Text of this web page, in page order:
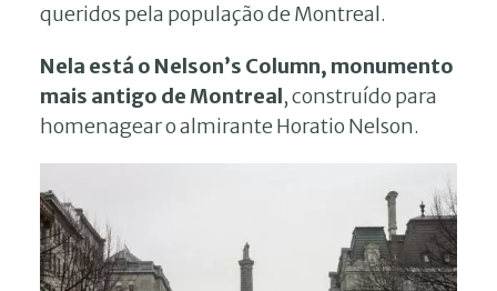
queridos pela população de Montreal.
Nela está o Nelson’s Column, monumento
mais antigo de Montreal, construído para
homenagear o almirante Horatio Nelson.